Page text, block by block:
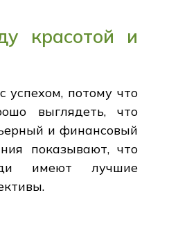
красотой и
успехом, потому что
выглядеть, что
и финансовый
показывают, что
имеют лучшие